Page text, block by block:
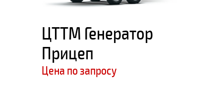
ЦТТМ Генератор
Прицеп
Цена по запросу